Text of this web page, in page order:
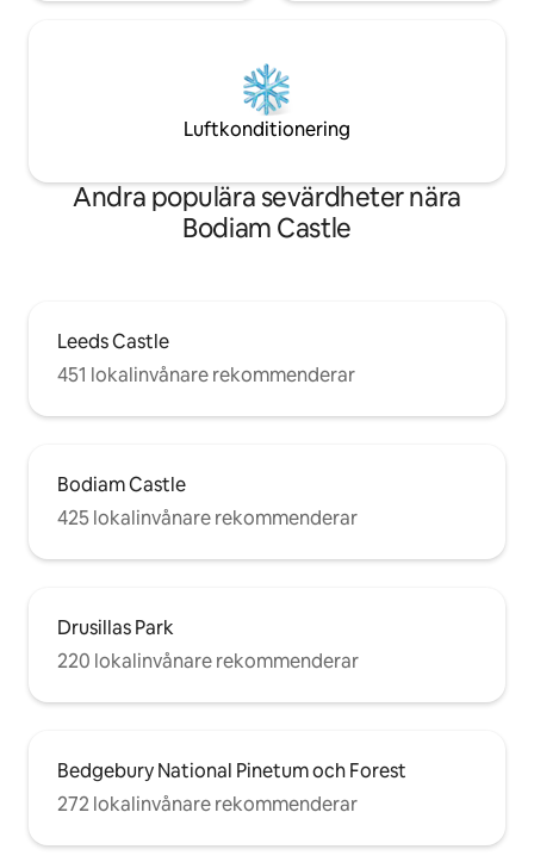
Luftkonditionering
Andra populära sevärdheter nära
Bodiam Castle
Leeds Castle
451 lokalinvånare rekommenderar
Bodiam Castle
425 lokalinvånare rekommenderar
Drusillas Park
220 lokalinvånare rekommenderar
Bedgebury National Pinetum och Forest
272 lokalinvånare rekommenderar